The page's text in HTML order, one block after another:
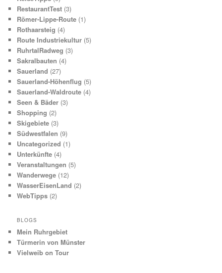
RestaurantTest (3)
Römer-Lippe-Route (1)
Rothaarsteig (4)
Route Industriekultur (5)
RuhrtalRadweg (3)
Sakralbauten (4)
Sauerland (27)
Sauerland-Höhenflug (5)
Sauerland-Waldroute (4)
Seen & Bäder (3)
Shopping (2)
Skigebiete (3)
Südwestfalen (9)
Uncategorized (1)
Unterkünfte (4)
Veranstaltungen (5)
Wanderwege (12)
WasserEisenLand (2)
WebTipps (2)
BLOGS
Mein Ruhrgebiet
Türmerin von Münster
Vielweib on Tour